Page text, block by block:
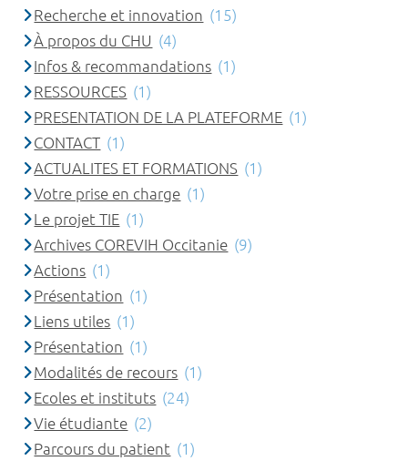
Recherche et innovation (15)
À propos du CHU (4)
Infos & recommandations (1)
RESSOURCES (1)
PRESENTATION DE LA PLATEFORME (1)
CONTACT (1)
ACTUALITES ET FORMATIONS (1)
Votre prise en charge (1)
Le projet TIE (1)
Archives COREVIH Occitanie (9)
Actions (1)
Présentation (1)
Liens utiles (1)
Présentation (1)
Modalités de recours (1)
Ecoles et instituts (24)
Vie étudiante (2)
Parcours du patient (1)